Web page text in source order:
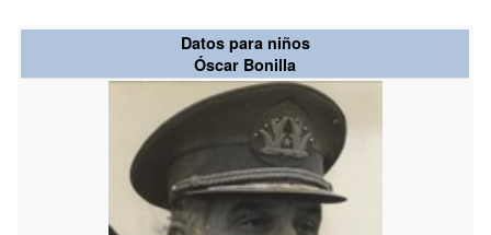
Datos para niños
Óscar Bonilla